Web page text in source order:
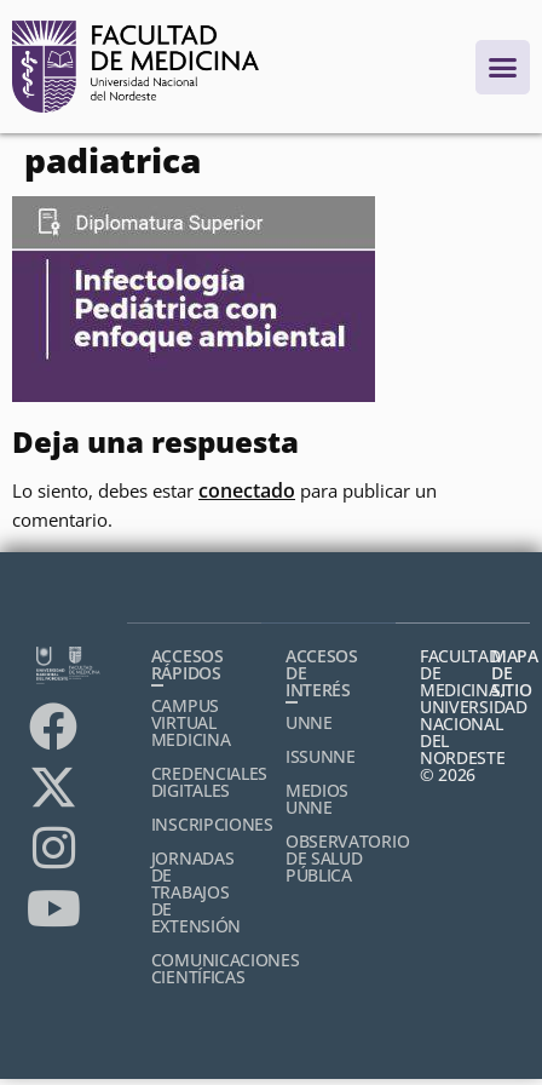
contenido
padiatrica
Deja una respuesta
Lo siento, debes estar conectado para publicar un
comentario.
ACCESOS
RÁPIDOS
CAMPUS
VIRTUAL
MEDICINA
CREDENCIALES
DIGITALES
INSCRIPCIONES
JORNADAS
DE
TRABAJOS
DE
EXTENSIÓN
COMUNICACIONES
CIENTÍFICAS
ACCESOS
DE
INTERÉS
UNNE
ISSUNNE
MEDIOS
UNNE
OBSERVATORIO
DE SALUD
PÚBLICA
FACULTAD
DE
MEDICINA,
UNIVERSIDAD
NACIONAL
DEL
NORDESTE
© 2026
MAPA
DE
SITIO